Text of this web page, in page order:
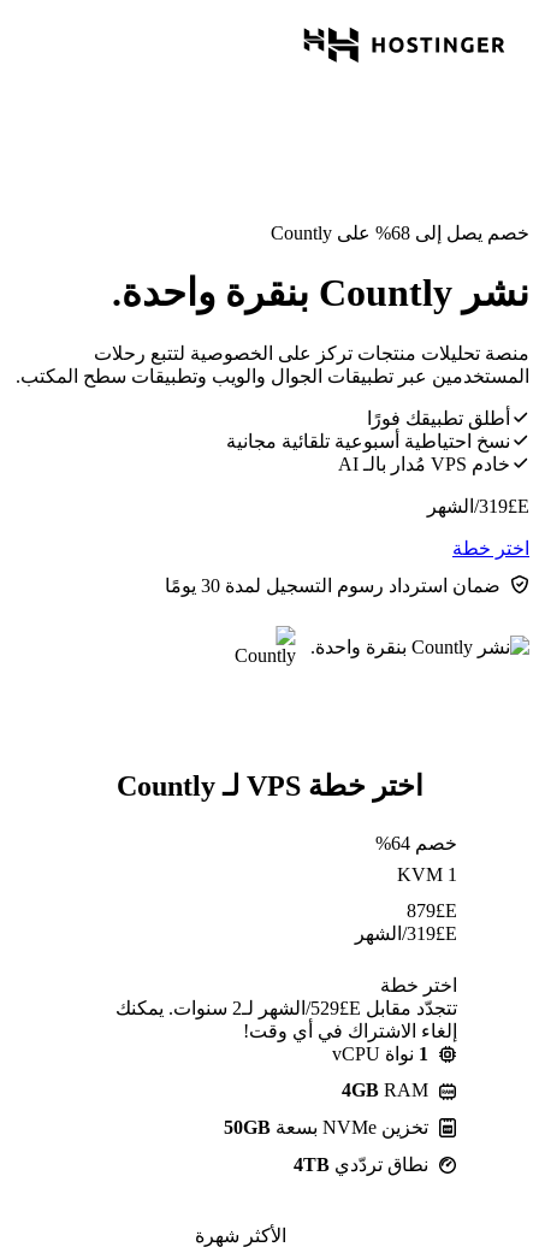
خصم يصل إلى 68% على Countly
نشر Countly بنقرة واحدة.
منصة تحليلات منتجات تركز على الخصوصية لتتبع رحلات
المستخدمين عبر تطبيقات الجوال والويب وتطبيقات سطح المكتب.
أطلق تطبيقك فورًا
نسخ احتياطية أسبوعية تلقائية مجانية
خادم VPS مُدار بالـ AI
E£
319/الشهر
اختر خطة
ضمان استرداد رسوم التسجيل لمدة 30 يومًا
اختر خطة VPS لـ Countly
خصم 64%
KVM 1
E£
879
E£
319/الشهر
اختر خطة
تتجدّد مقابل E£⁦529⁩/الشهر لـ2 سنوات. يمكنك
إلغاء الاشتراك في أي وقت!
1 نواة vCPU
4GB RAM
تخزين NVMe بسعة
50GB
نطاق تردّدي 4TB
الأكثر شهرة